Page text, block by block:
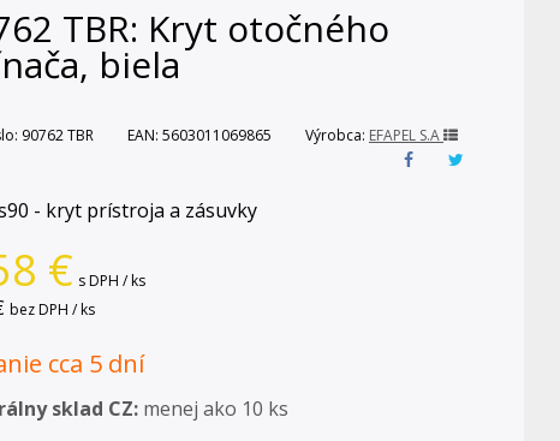
TBR: Kryt otočného
biela
90762 TBR EAN: 5603011069865 Výrobca: EFAPEL S.A
- kryt prístroja a zásuvky
€ s DPH / ks
bez DPH / ks
cca 5 dní
sklad CZ: menej ako 10 ks